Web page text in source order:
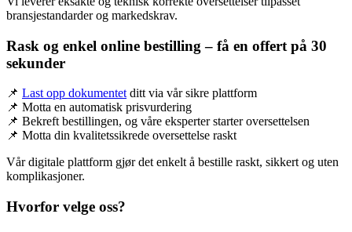
bransjestandarder og markedskrav.
Rask og enkel online bestilling – få en offert på 30
sekunder
📌 Last opp dokumentet ditt via vår sikre plattform
📌 Motta en automatisk prisvurdering
📌 Bekreft bestillingen, og våre eksperter starter oversettelsen
📌 Motta din kvalitetssikrede oversettelse raskt
Vår digitale plattform gjør det enkelt å bestille raskt, sikkert og uten
komplikasjoner.
Hvorfor velge oss?